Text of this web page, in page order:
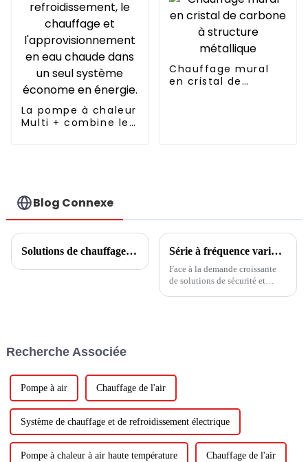
La pompe à chaleur
Multi + combine le
système économe
en énergie.
Chauffage mural
en cristal de
Blog Connexe
Solutions de chauffage de l'eau industrielle Série à fréquence variable à très basse température : Climatiseur central avec chauffage au sol
Face à la demande croissante
de solutions de sécurité et
Recherche Associée
Pompe à air Chauffage de l'air
Système de chauffage et de refroidissement électrique
Pompe à chaleur à air haute température Chauffage de l'air